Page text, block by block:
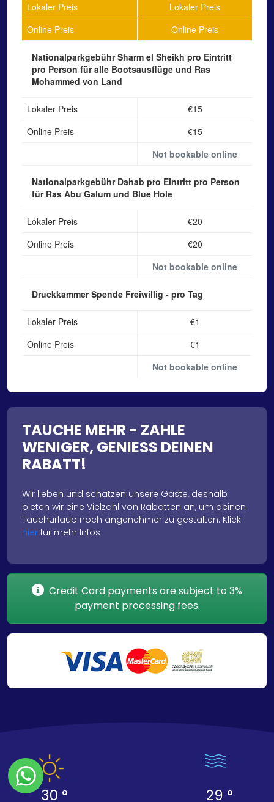
Lokaler Preis
Lokaler Preis
Online Preis
Online Preis
Nationalparkgebühr Sharm el Sheikh pro Eintritt
pro Person für alle Bootsausflüge und Ras
Mohammed von Land
Lokaler Preis
€15
Online Preis
€15
Not bookable online
Nationalparkgebühr Dahab pro Eintritt pro Person
für Ras Abu Galum und Blue Hole
Lokaler Preis
€20
Online Preis
€20
Not bookable online
Druckkammer Spende Freiwillig - pro Tag
Lokaler Preis
€1
Online Preis
€1
Not bookable online
TAUCHE MEHR - ZAHLE
WENIGER, GENIESS DEINEN
RABATT!
Wir lieben und schätzen unsere Gäste, deshalb
bieten wir eine Vielzahl von Rabatten an, um deinen
Tauchurlaub noch angenehmer zu gestalten. Klick
hier für mehr Infos
Credit Card payments are subject to 3%
payment processing fees.
30 ° 29 °